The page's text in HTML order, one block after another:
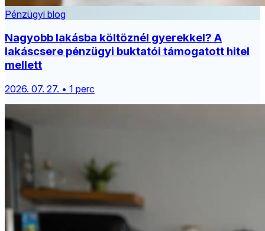
Pénzügyi blog
Nagyobb lakásba költöznél gyerekkel? A
lakáscsere pénzügyi buktatói támogatott hitel
mellett
2026. 07. 27. • 1 perc